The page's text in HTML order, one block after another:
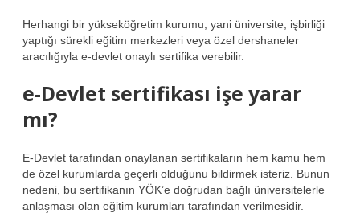
Herhangi bir yükseköğretim kurumu, yani üniversite, işbirliği
yaptığı sürekli eğitim merkezleri veya özel dershaneler
aracılığıyla e-devlet onaylı sertifika verebilir.
e-Devlet sertifikası işe yarar
mı?
E-Devlet tarafından onaylanan sertifikaların hem kamu hem
de özel kurumlarda geçerli olduğunu bildirmek isteriz. Bunun
nedeni, bu sertifikanın YÖK’e doğrudan bağlı üniversitelerle
anlaşması olan eğitim kurumları tarafından verilmesidir.